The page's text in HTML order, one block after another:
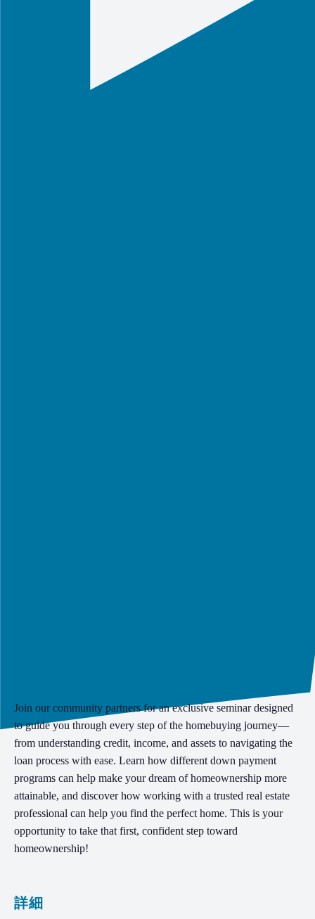
Join our community partners for an exclusive seminar designed
to guide you through every step of the homebuying journey—
from understanding credit, income, and assets to navigating the
loan process with ease. Learn how different down payment
programs can help make your dream of homeownership more
attainable, and discover how working with a trusted real estate
professional can help you find the perfect home. This is your
opportunity to take that first, confident step toward
homeownership!
詳細